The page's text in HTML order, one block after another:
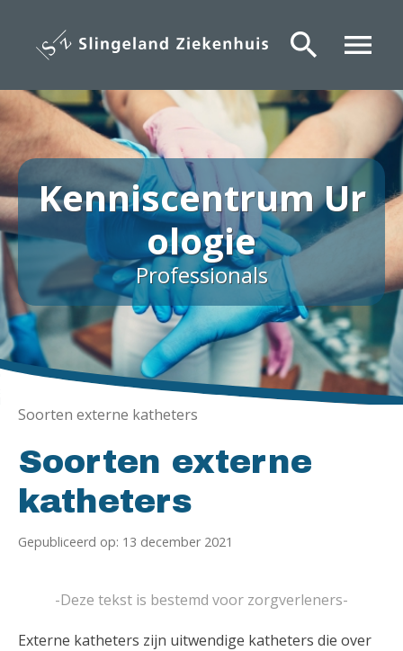
inhoud
gaan
menu
search
Kenniscentrum Ur
ologie
Professionals
Soorten externe katheters
Soorten externe
katheters
Gepubliceerd op: 13 december 2021
-Deze tekst is bestemd voor zorgverleners-
Externe katheters zijn uitwendige katheters die over